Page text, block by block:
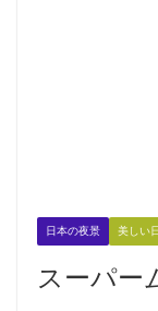
日本の夜景 美しい
スーパー